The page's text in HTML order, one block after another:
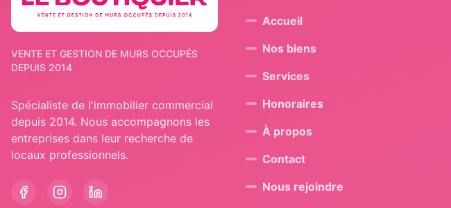
VENTE ET GESTION DE MURS OCCUPÉS
DEPUIS 2014
Spécialiste de l'immobilier commercial
depuis 2014. Nous accompagnons les
entreprises dans leur recherche de
locaux professionnels.
Accueil
Nos biens
Services
Honoraires
À propos
Contact
Nous rejoindre